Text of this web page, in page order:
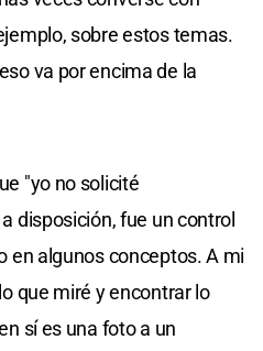
sobre estos temas.
va por encima de la
"yo no solicité
disposición, fue un control
en algunos conceptos. A mi
que miré y encontrar lo
sí es una foto a un